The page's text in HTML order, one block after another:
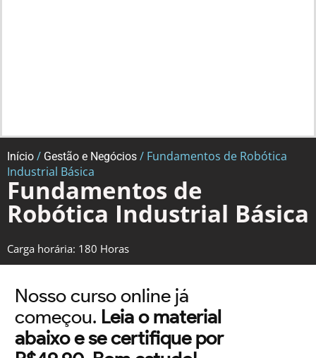
Início / Gestão e Negócios / Fundamentos de Robótica
Industrial Básica
Fundamentos de
Robótica Industrial Básica
Carga horária: 180 Horas
Nosso curso online já
começou. Leia o material
abaixo e se certifique por